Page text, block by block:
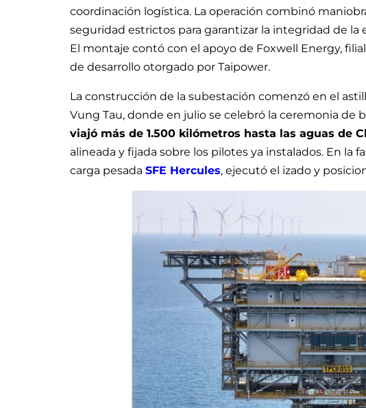
coordinación logística. La operación combinó
seguridad estrictos para garantizar la integridad de
El montaje contó con el apoyo de Foxwell Energy,
de desarrollo otorgado por Taipower.
La construcción de la subestación comenzó en el
Vung Tau, donde en julio se celebró la ceremonia de
viajó más de 1.500 kilómetros hasta las aguas de
alineada y fijada sobre los pilotes ya instalados. En la
carga pesada SFE Hercules, ejecutó el izado y